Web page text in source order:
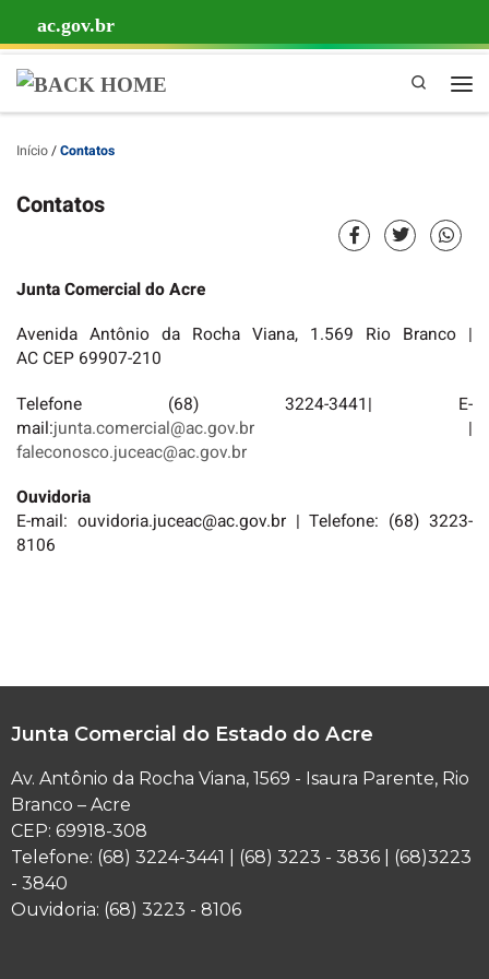
Skip to content
ac.gov.br
Pesquisa
Início/Contatos
Contatos
Junta Comercial do Acre
Avenida Antônio da Rocha Viana, 1.569 Rio Branco |
AC CEP 69907-210
Telefone (68) 3224-3441| E-
mail:junta.comercial@ac.gov.br |
faleconosco.juceac@ac.gov.br
Ouvidoria
E-mail: ouvidoria.juceac@ac.gov.br | Telefone: (68) 3223-
8106
Junta Comercial do Estado do Acre
Av. Antônio da Rocha Viana, 1569 - Isaura Parente, Rio
Branco – Acre
CEP: 69918-308
Telefone: (68) 3224-3441 | (68) 3223 - 3836 | (68)3223
- 3840
Ouvidoria: (68) 3223 - 8106